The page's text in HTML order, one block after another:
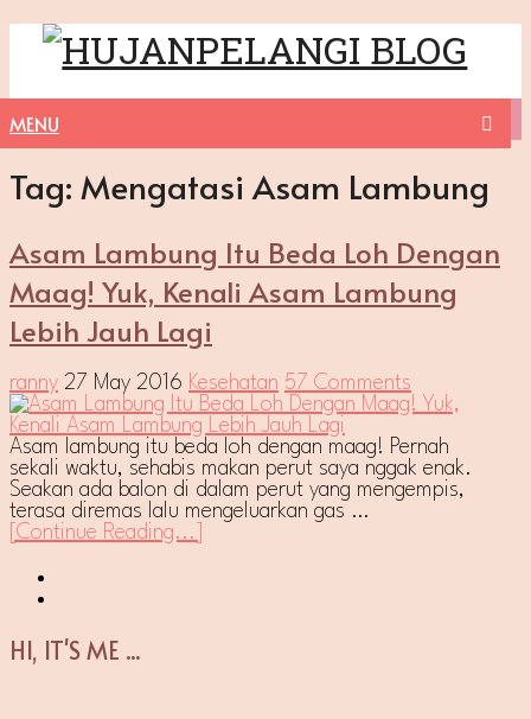
MENU
Tag: Mengatasi Asam Lambung
Asam Lambung Itu Beda Loh Dengan
Maag! Yuk, Kenali Asam Lambung
Lebih Jauh Lagi
ranny 27 May 2016 Kesehatan 57 Comments
Asam lambung itu beda loh dengan maag! Pernah
sekali waktu, sehabis makan perut saya nggak enak.
Seakan ada balon di dalam perut yang mengempis,
terasa diremas lalu mengeluarkan gas …
[Continue Reading...]
HI, IT'S ME ...